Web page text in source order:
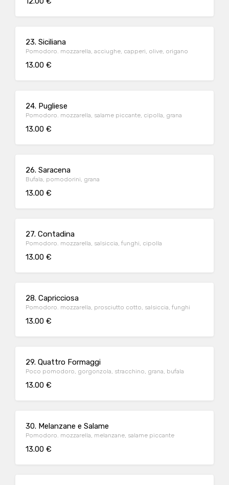
23. Siciliana
Pomodoro. mozzarella, acciughe, capperi, olive, origano
13.00 €
24. Pugliese
Pomodoro. mozzarella, salame piccante, cipolla, grana
13.00 €
26. Saracena
Bufala, pomodorini, grana
13.00 €
27. Contadina
Pomodoro. mozzarella, salsiccia, funghi, cipolla
13.00 €
28. Capricciosa
Pomodoro. mozzarella, prosciutto cotto, salsiccia, funghi
13.00 €
29. Quattro Formaggi
Poco pomodoro, gorgonzola, stracchino, grana, bufala
13.00 €
30. Melanzane e Salame
Pomodoro. mozzarella, melanzane, salame piccante
13.00 €